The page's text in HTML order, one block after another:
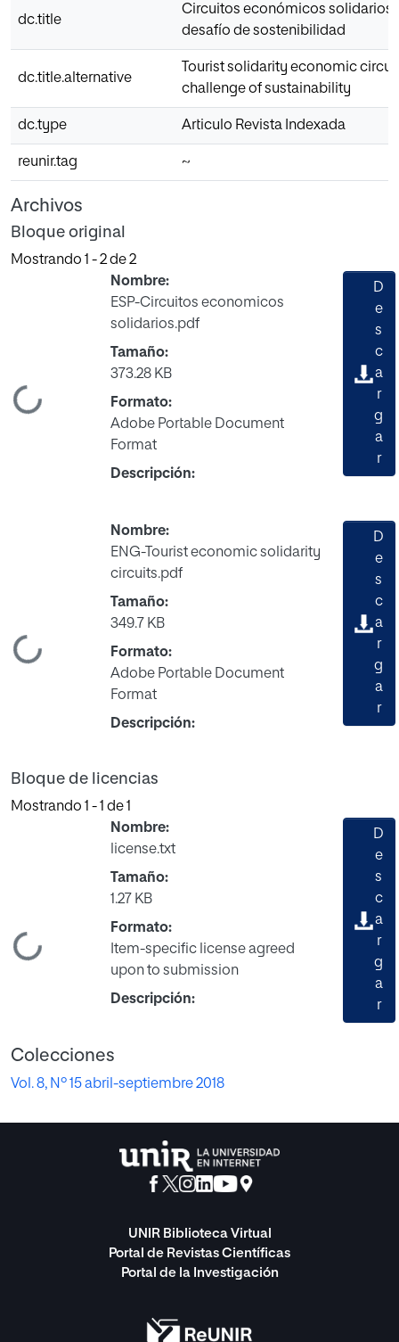
dc.title
Circuitos económicos solidarios
desafío de sostenibilidad
dc.title.alternative
Tourist solidarity economic
challenge of sustainability
dc.type Articulo Revista Indexada
reunir.tag ~
Archivos
Bloque original
Mostrando 1 - 2 de 2
Nombre:
ESP-Circuitos economicos
solidarios.pdf
Tamaño:
373.28 KB
Formato:
Adobe Portable Document
Format
Descripción:
D
e
s
c
a
r
g
a
r
Nombre:
ENG-Tourist economic solidarity
circuits.pdf
Tamaño:
349.7 KB
Formato:
Adobe Portable Document
Format
Descripción:
D
e
s
c
a
r
g
a
r
Bloque de licencias
Mostrando 1 - 1 de 1
Nombre:
license.txt
Tamaño:
1.27 KB
Formato:
Item-specific license agreed
upon to submission
Descripción:
D
e
s
c
a
r
g
a
r
Colecciones
Vol. 8, Nº 15 abril-septiembre 2018
UNIR Biblioteca Virtual
Portal de Revistas Científicas
Portal de la Investigación